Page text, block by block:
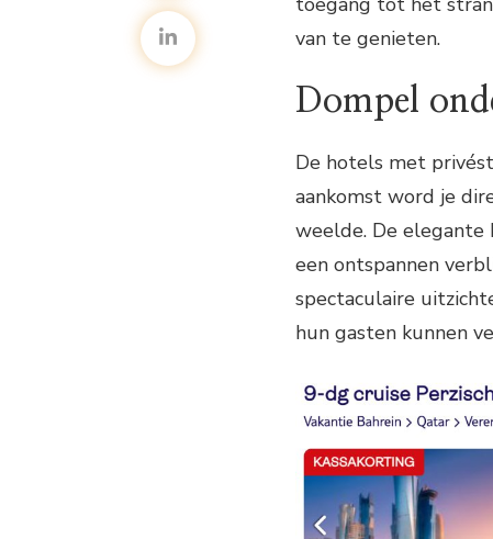
van te genieten.
Dompel
De hotels met
aankomst word je
weelde. De elegante
een ontspannen
spectaculaire
hun gasten kunnen